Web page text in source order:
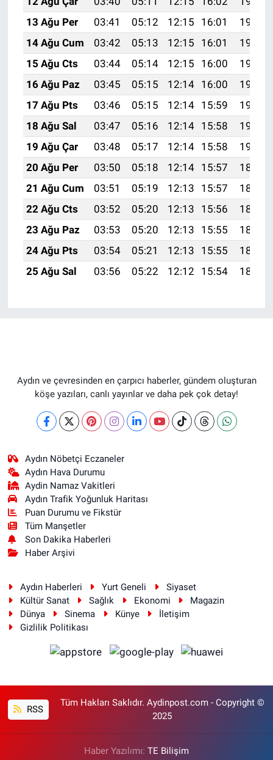
13 Ağu Per
03:41 05:12 12:15 16:01
19:08
14 Ağu Cum
03:42 05:13 12:15 16:01
19:07
15 Ağu Cts
03:44 05:14 12:15 16:00
19:06
16 Ağu Paz
03:45 05:15 12:14 16:00
19:04
17 Ağu Pts
03:46 05:15 12:14 15:59
19:03
18 Ağu Sal
03:47 05:16 12:14 15:58
19:02
19 Ağu Çar
03:48 05:17 12:14 15:58
19:01
20 Ağu Per
03:50 05:18 12:14 15:57
18:59
21 Ağu Cum
03:51 05:19 12:13 15:57
18:58
22 Ağu Cts
03:52 05:20 12:13 15:56
18:57
23 Ağu Paz
03:53 05:20 12:13 15:55
18:55
24 Ağu Pts
03:54 05:21 12:13 15:55
18:54
25 Ağu Sal
03:56 05:22 12:12 15:54 18:52
Aydın ve çevresinden en çarpıcı haberler, gündem oluşturan
köşe yazıları, canlı yayınlar ve daha pek çok detay!
Aydın Nöbetçi Eczaneler
Aydın Hava Durumu
Aydin Namaz Vakitleri
Aydın Trafik Yoğunluk Haritası
Puan Durumu ve Fikstür
Tüm Manşetler
Son Dakika Haberleri
Haber Arşivi
Aydın Haberleri Yurt Geneli
Siyaset
Kültür Sanat
Sağlık Ekonomi
Magazin
Dünya
Sinema Künye
İletişim
Gizlilik Politikası
RSS
Tüm Hakları Saklıdır. Aydinpost.com - Copyright ©
2025
Haber Yazılımı: TE Bilişim